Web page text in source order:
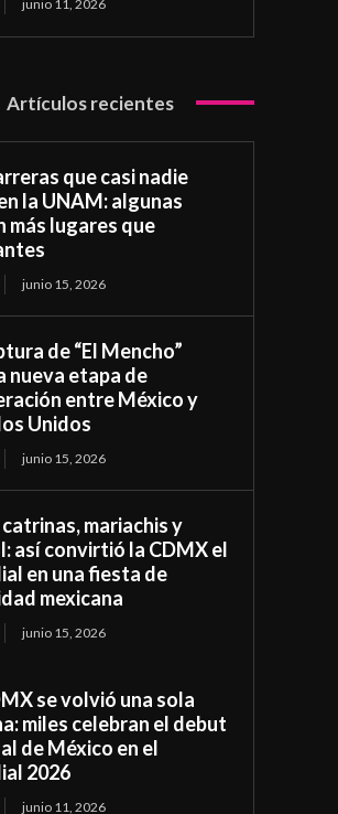
junio 11, 2026
Artículos recientes
que casi nadie
la UNAM: algunas
más lugares que
junio 15, 2026
de “El Mencho”
nueva etapa de
entre México y
Unidos
junio 15, 2026
mariachis y
así convirtió la CDMX el
en una fiesta de
mexicana
junio 15, 2026
se volvió una sola
miles celebran el debut
de México en el
2026
junio 11, 2026